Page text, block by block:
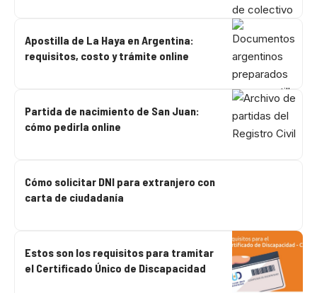
Apostilla de La Haya en Argentina:
requisitos, costo y trámite online
Partida de nacimiento de San Juan:
cómo pedirla online
Cómo solicitar DNI para extranjero con
carta de ciudadanía
Estos son los requisitos para tramitar
el Certificado Único de Discapacidad